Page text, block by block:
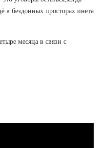
в бездонных просторах инета
месяца в связи с